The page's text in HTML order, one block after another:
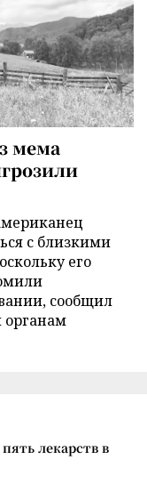
мема
с близкими
его
сообщил
органам
лекарств в